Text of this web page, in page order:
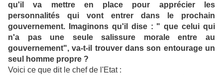
qu'il va mettre en place pour apprécier les
personnalités qui vont entrer dans le prochain
gouvernement. Imaginons qu'il dise : " que celui qui
n'a pas une seule salissure morale entre au
gouvernement", va-t-il trouver dans son entourage un
seul homme propre ?
Voici ce que dit le chef de l'Etat :